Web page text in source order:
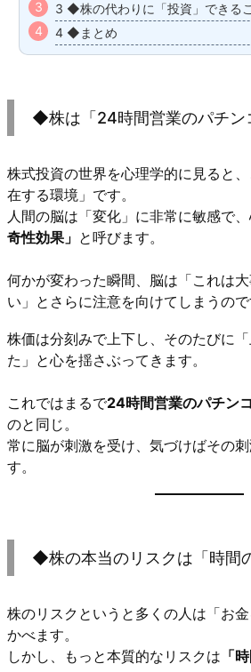
3 ◆株の代わりに「投資」できる
4 ◆まとめ
◆株は「24時間営業のパチン
株式投資の世界を心理学的に見ると
在する環境」です。
人間の脳は「変化」に非常に敏感で
奇性効果」 と呼びます。
何かが変わった瞬間、脳は「これは
い」とさらに注意を向けてしまうので
株価は分刻みで上下し、そのたびに
た」と心を揺さぶってきます。
これではまるで24時間営業のパチン
のと同じ。
常に脳が刺激を受け、気づけばその
す。
◆株の本当のリスクは「時間
株のリスクというと多くの人は「お
かべます。
しかし、もっと本質的なリスクは 「